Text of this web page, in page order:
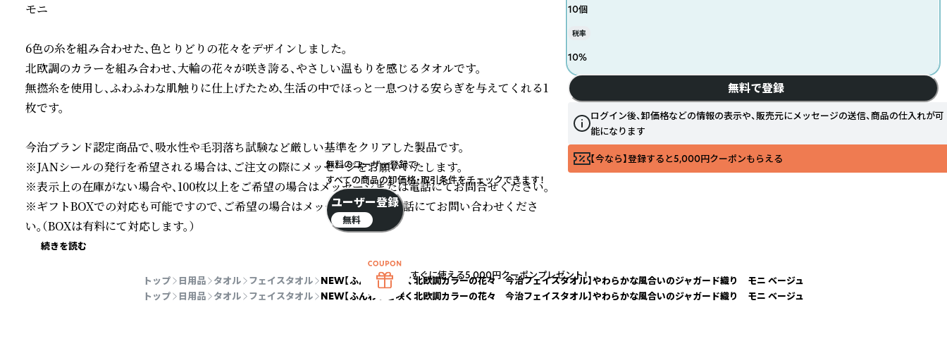
モニ
6色の糸を組み合わせた、色とりどりの花々をデザインしました。
北欧調のカラーを組み合わせ、大輪の花々が咲き誇る、やさしい温もりを感じるタオルです。
無撚糸を使用し、ふわふわな肌触りに仕上げたため、生活の中でほっと一息つける安らぎを与えてくれる1
枚です。
今治ブランド認定商品で、吸水性や毛羽落ち試験など厳しい基準をクリアした製品です。
※JANシールの発行を希望される場合は、ご注文の際にメッセージをお願いいたします。
※表示上の在庫がない場合や、100枚以上をご希望の場合はメッセージまたは電話にてお問合せください。
※ギフトBOXでの対応も可能ですので、ご希望の場合はメッセージまたは電話にてお問い合わせくださ
い。（BOXは有料にて対応します。）
続きを読む
10個
税率
10%
無料で登録
ログイン後、卸価格などの情報の表示や、販売元にメッセージの送信、商品の仕入れが可
能になります
【今なら】登録すると5,000円クーポンもらえる
トップ 日用品 タオル フェイスタオル
NEW【ふんわりと咲く北欧調カラーの花々 今治フェイスタオル】やわらかな風合いのジャガード織り モニ ベージュ
トップ
日用品 タオル フェイスタオル NEW【ふんわりと咲く北欧調カラーの花々 今治フェイスタオル】やわらかな風合いのジャガード織り モニ ベージュ
無料のユーザー登録で
すべての商品の卸価格・取引条件をチェックできます！
ユーザー登録
無料
すぐに使える5,000円クーポンプレゼント！